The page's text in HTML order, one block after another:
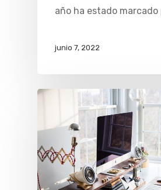
año ha estado marcado
junio 7, 2022